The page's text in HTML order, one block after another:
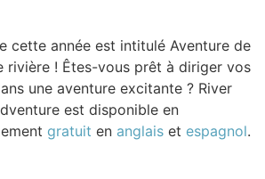
cette année est intitulé Aventure de
rivière ! Êtes-vous prêt à diriger vos
une aventure excitante ? River
est disponible en
gratuit en anglais et espagnol.